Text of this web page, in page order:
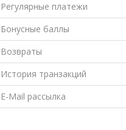
Регулярные платежи
Бонусные баллы
Возвраты
История транзакций
E-Mail рассылка